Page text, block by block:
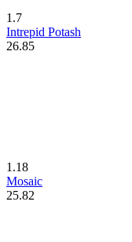
1.7
Intrepid Potash
26.85
1.18
Mosaic
25.82